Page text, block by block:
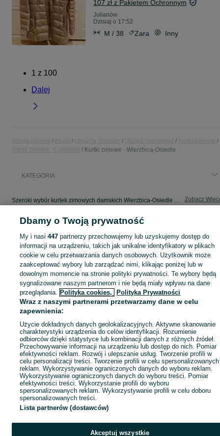
107 zł z Pakietem Ochronnym
Julianów
Dzisiaj o 17:52
M / 38 Zara Inny
1 z 100
Dalej
Kurtki zimowe - Wierzbica-Osiedle
KATEGORIA
Szeroki wybór kurtek zimowych damskich Wierzbica-Osiedle ▶️ Różne materiały i kolory ✅ Nowe i używane w atrakcyjnych cenach ✌ Sprawdź oferty na OLX.pl! Zobacz
Mapa kategorii
Mapa miejscowości
Mapa ministron
Popularne wyszukiwania
Dbamy o Twoją prywatność
My i nasi447 partnerzy przechowujemy lub uzyskujemy dostęp do
informacji na urządzeniu, takich jak unikalne identyfikatory w plikach
cookie w celu przetwarzania danych osobowych. Użytkownik może
zaakceptować wybory lub zarządzać nimi, klikając poniżej lub w
dowolnym momencie na stronie polityki prywatności. Te wybory będą
sygnalizowane naszym partnerom i nie będą miały wpływu na dane
przeglądania. Polityka cookies, Polityka Prywatności
Wraz z naszymi partnerami przetwarzamy dane w celu
zapewnienia:
Użycie dokładnych danych geolokalizacyjnych. Aktywne skanowanie
charakterystyki urządzenia do celów identyfikacji. Rozumienie
odbiorców dzięki statystyce lub kombinacji danych z różnych źródeł.
Przechowywanie informacji na urządzeniu lub dostęp do nich. Pomiar
efektywności reklam. Rozwój i ulepszanie usług. Tworzenie profili w
celu personalizacji treści. Tworzenie profili w celu spersonalizowanych
reklam. Wykorzystywanie ograniczonych danych do wyboru reklam.
Wykorzystywanie ograniczonych danych do wyboru treści. Pomiar
efektywności treści. Wykorzystanie profili do wyboru
spersonalizowanych reklam. Wykorzystywanie profili w celu doboru
spersonalizowanych treści.
Lista partnerów (dostawców)
Akceptuj wszystkie